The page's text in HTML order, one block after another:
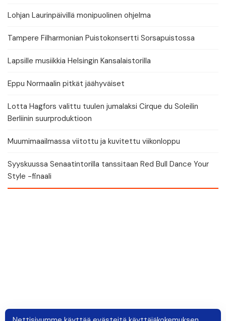
Lohjan Laurinpäivillä monipuolinen ohjelma
Tampere Filharmonian Puistokonsertti Sorsapuistossa
Lapsille musiikkia Helsingin Kansalaistorilla
Eppu Normaalin pitkät jäähyväiset
Lotta Hagfors valittu tuulen jumalaksi Cirque du Soleilin
Berliinin suurproduktioon
Muumimaailmassa viitottu ja kuvitettu viikonloppu
Syyskuussa Senaatintorilla tanssitaan Red Bull Dance Your
Style -finaali